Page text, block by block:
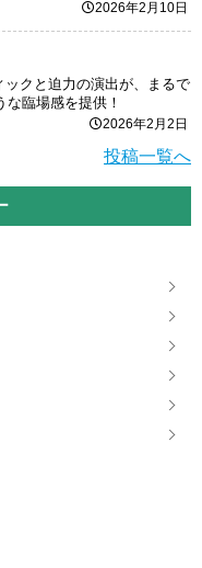
2026年2月10日
ックと迫力の演出が、まるで
臨場感を提供！
2026年2月2日
投稿一覧へ